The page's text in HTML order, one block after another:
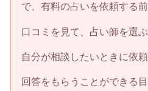
で、有料の占いを依頼する
口コミを見て、占い師を選
自分が相談したいときに依
回答をもらうことができる